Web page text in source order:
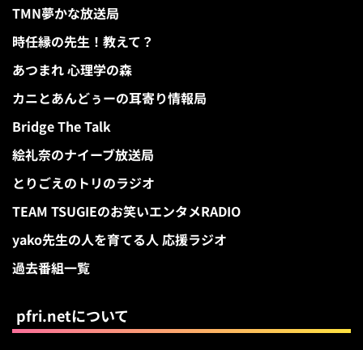
TMN夢かな放送局
時任縁の先生！教えて？
あつまれ 心理学の森
カニとあんどぅーの耳寄り情報局
Bridge The Talk
絵礼奈のナイーブ放送局
とりごえのトリのラジオ
TEAM TSUGIEのお笑いエンタメRADIO
yako先生の人を育てる人 応援ラジオ
過去番組一覧
pfri.netについて